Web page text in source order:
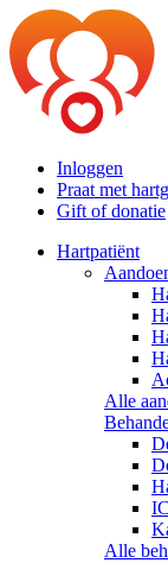
Inloggen
Praat met
Gift of donatie
Hartpatiënt
Alle
Alle